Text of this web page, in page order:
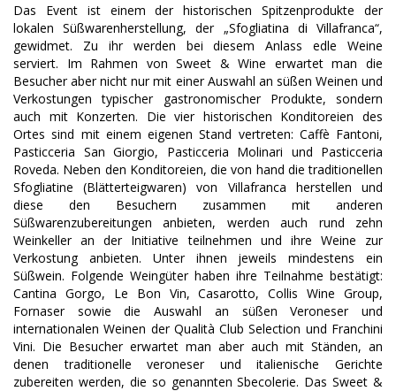
Das Event ist einem der historischen Spitzenprodukte der
lokalen Süßwarenherstellung, der „Sfogliatina di Villafranca“,
gewidmet. Zu ihr werden bei diesem Anlass edle Weine
serviert. Im Rahmen von Sweet & Wine erwartet man die
Besucher aber nicht nur mit einer Auswahl an süßen Weinen und
Verkostungen typischer gastronomischer Produkte, sondern
auch mit Konzerten. Die vier historischen Konditoreien des
Ortes sind mit einem eigenen Stand vertreten: Caffè Fantoni,
Pasticceria San Giorgio, Pasticceria Molinari und Pasticceria
Roveda. Neben den Konditoreien, die von hand die traditionellen
Sfogliatine (Blätterteigwaren) von Villafranca herstellen und
diese den Besuchern zusammen mit anderen
Süßwarenzubereitungen anbieten, werden auch rund zehn
Weinkeller an der Initiative teilnehmen und ihre Weine zur
Verkostung anbieten. Unter ihnen jeweils mindestens ein
Süßwein. Folgende Weingüter haben ihre Teilnahme bestätigt:
Cantina Gorgo, Le Bon Vin, Casarotto, Collis Wine Group,
Fornaser sowie die Auswahl an süßen Veroneser und
internationalen Weinen der Qualità Club Selection und Franchini
Vini. Die Besucher erwartet man aber auch mit Ständen, an
denen traditionelle veroneser und italienische Gerichte
zubereiten werden, die so genannten Sbecolerie. Das Sweet &